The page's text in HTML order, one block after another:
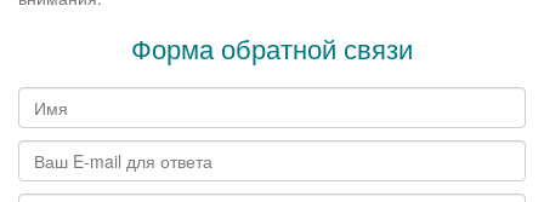
Форма обратной связи